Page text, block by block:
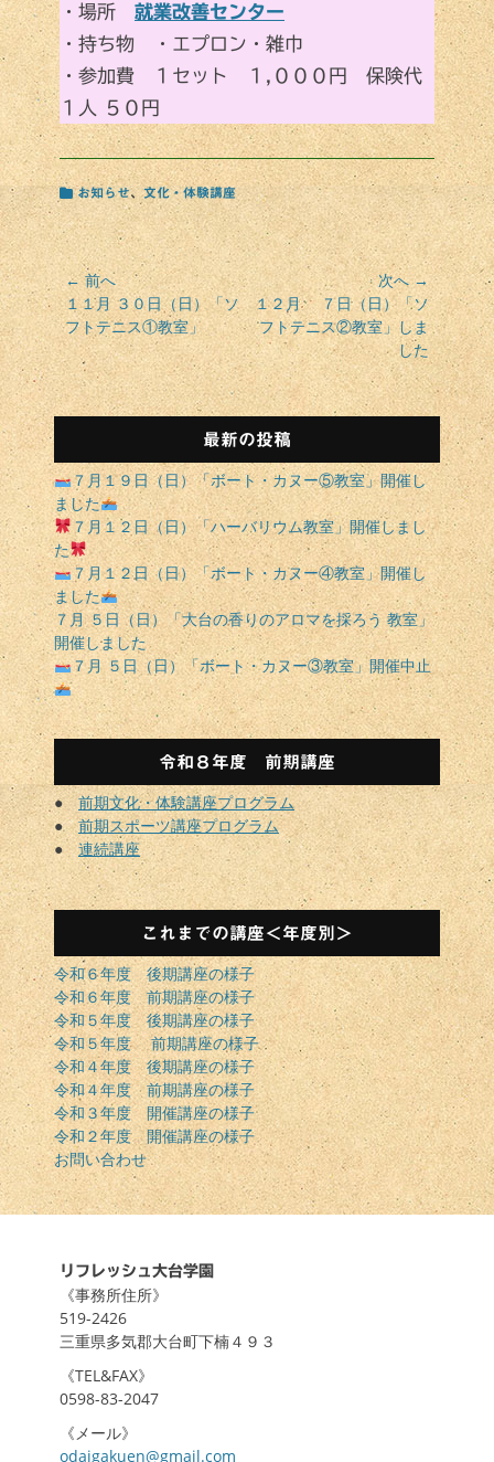
・場所 就業改善センター
・持ち物 ・エプロン・雑巾
・参加費 １セット １,０００円 保険代
１人 ５０円
カ
テ
ゴ
リ
ー
お知らせ、文化・体験講座
投
稿
ナ
ビ
ゲ
ー
ョ
ン
← 前へ
前
の
投
稿:
１１月 ３０日（日）「ソ
フトテニス①教室」
次へ →
次
の
投
稿:
１２月 ７日（日）「ソ
フトテニス②教室」しま
した
最新の投稿
７月１９日（日）「ボート・カヌー⑤教室」開催し
ました
７月１２日（日）「ハーバリウム教室」開催しまし
た
７月１２日（日）「ボート・カヌー④教室」開催し
ました
７月 ５日（日）「大台の香りのアロマを採ろう 教室」
開催しました
７月 ５日（日）「ボート・カヌー③教室」開催中止
令和８年度 前期講座
●前期文化・体験講座プログラム
●前期スポーツ講座プログラム
●連続講座
これまでの講座＜年度別＞
令和６年度 後期講座の様子
令和６年度 前期講座の様子
令和５年度 後期講座の様子
令和５年度 前期講座の様子
令和４年度 後期講座の様子
令和４年度 前期講座の様子
令和３年度 開催講座の様子
令和２年度 開催講座の様子
お問い合わせ
リフレッシュ大台学園
《事務所住所》
519-2426
三重県多気郡大台町下楠４９３
《TEL&FAX》
0598-83-2047
《メール》
odaigakuen@gmail.com